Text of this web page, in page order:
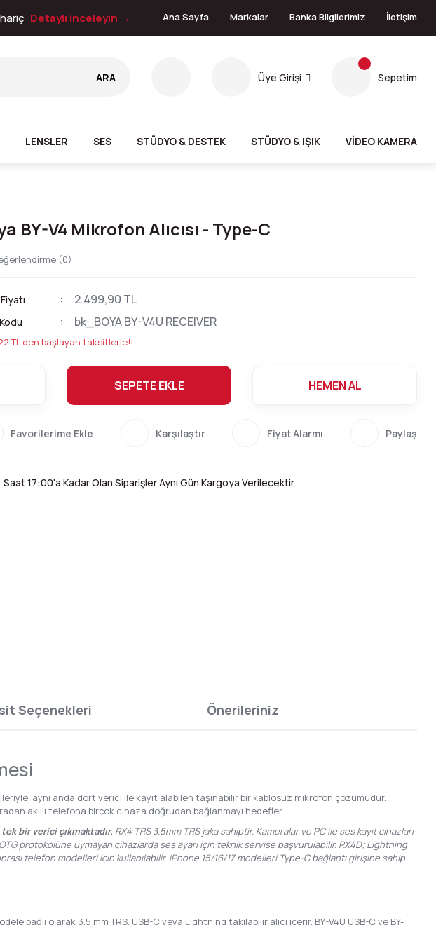
Detaylı inceleyin → Ana Sayfa Markalar Banka Bilgilerimiz İletişim
ARA Üye Girişi Sepetim
LENSLER SES STÜDYO & DESTEK STÜDYO & IŞIK VİDEO KAMERA
BY-V4 Mikrofon Alıcısı - Type-C
(0)
2.499,90 TL
bk_BOYA BY-V4U RECEIVER
TL den başlayan taksitlerle!!
SEPETE EKLE HEMEN AL
Karşılaştır Fiyat Alarmı Paylaş
Saat 17:00'a Kadar Olan Siparişler Aynı Gün Kargoya Verilecektir
Seçenekleri Önerileriniz
aynı anda dört verici ile kayıt alabilen taşınabilir bir kablosuz mikrofon çözümüdür.
akıllı telefona birçok cihaza doğrudan bağlanmayı hedefler.
bir verici çıkmaktadır. RX4 TRS 3.5mm TRS jaka sahiptir. Kameralar ve PC ile ses kayıt cihazları
protokolüne uymayan cihazlarda ses ayarı için teknik servise başvurulabilir. RX4D; Lightning
telefon modelleri için kullanılabilir. iPhone 15/16/17 modelleri Type-C bağlantı girişine sahip
olarak 3.5 mm TRS, USB-C veya Lightning takılabilir alıcı içerir. BY-V4U USB-C ve BY-